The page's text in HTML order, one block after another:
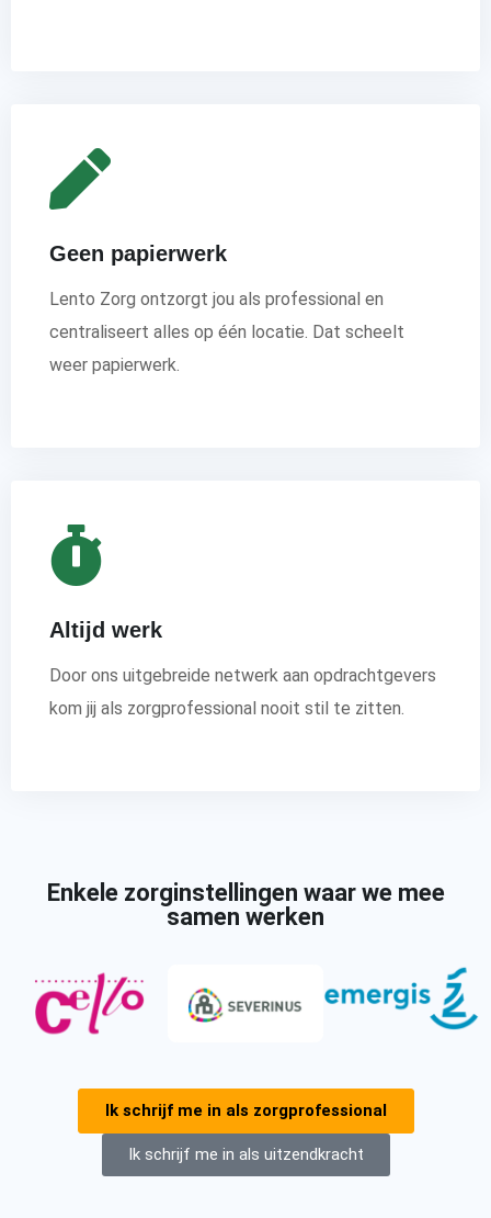
Geen papierwerk
Lento Zorg ontzorgt jou als professional en
centraliseert alles op één locatie. Dat scheelt
weer papierwerk.
Altijd werk
Door ons uitgebreide netwerk aan opdrachtgevers
kom jij als zorgprofessional nooit stil te zitten.
Enkele zorginstellingen waar we mee
samen werken
Ik schrijf me in als zorgprofessional
Ik schrijf me in als uitzendkracht